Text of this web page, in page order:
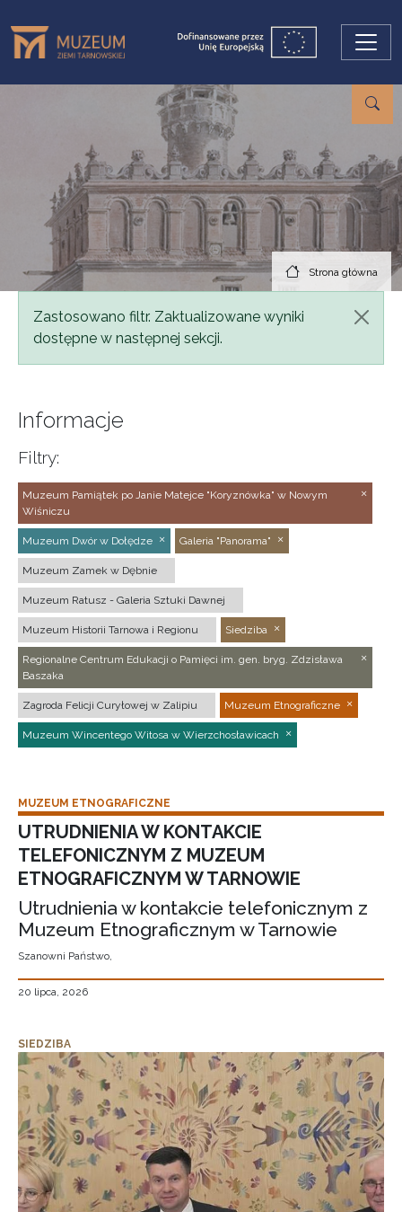
Strona główna
Komunikat
Zastosowano filtr. Zaktualizowane wyniki
dostępne w następnej sekcji.
Informacje
Filtry:
Muzeum Pamiątek po Janie Matejce "Koryznówka" w Nowym
Wiśniczu
Muzeum Dwór w Dołędze Galeria "Panorama"
Muzeum Zamek w Dębnie
Muzeum Ratusz - Galeria Sztuki Dawnej
Muzeum Historii Tarnowa i Regionu Siedziba
Regionalne Centrum Edukacji o Pamięci im. gen. bryg. Zdzisława
Baszaka
Zagroda Felicji Curyłowej w Zalipiu Muzeum Etnograficzne
Muzeum Wincentego Witosa w Wierzchosławicach
MUZEUM ETNOGRAFICZNE
UTRUDNIENIA W KONTAKCIE
TELEFONICZNYM Z MUZEUM
ETNOGRAFICZNYM W TARNOWIE
Utrudnienia w kontakcie telefonicznym z
Muzeum Etnograficznym w Tarnowie
Szanowni Państwo,
20 lipca, 2026
SIEDZIBA